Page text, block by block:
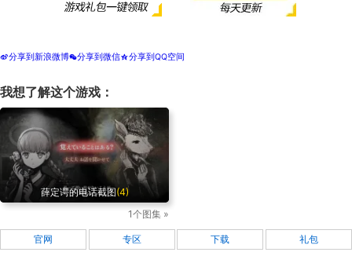
t分享到新浪微博w分享到微信z分享到QQ空间
我想了解这个游戏：
薛定谔的电话截图(4)
1个图集 »
官网 专区 下载 礼包